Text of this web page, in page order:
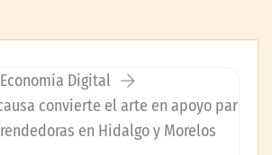
Economía Digital
convierte el arte en apoyo par
en Hidalgo y Morelos